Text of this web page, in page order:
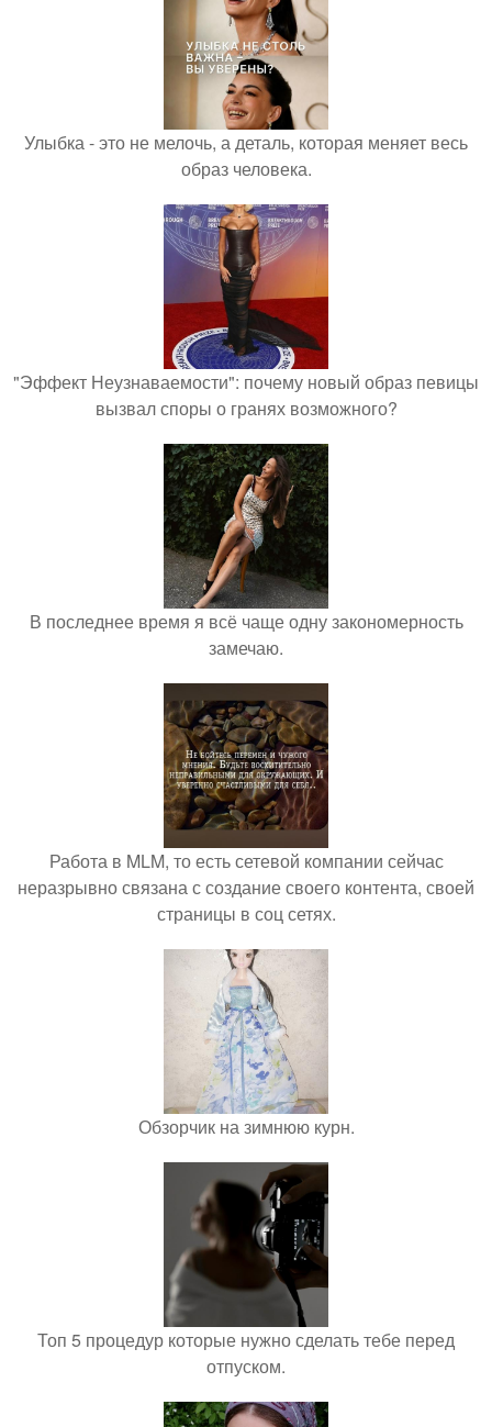
Улыбка - это не мелочь, а деталь, которая меняет весь
образ человека.
"Эффект Неузнаваемости": почему новый образ певицы
вызвал споры о гранях возможного?
В последнее время я всё чаще одну закономерность
замечаю.
Работа в MLM, то есть сетевой компании сейчас
неразрывно связана с создание своего контента, своей
страницы в соц сетях.
Обзорчик на зимнюю курн.
Топ 5 процедур которые нужно сделать тебе перед
отпуском.